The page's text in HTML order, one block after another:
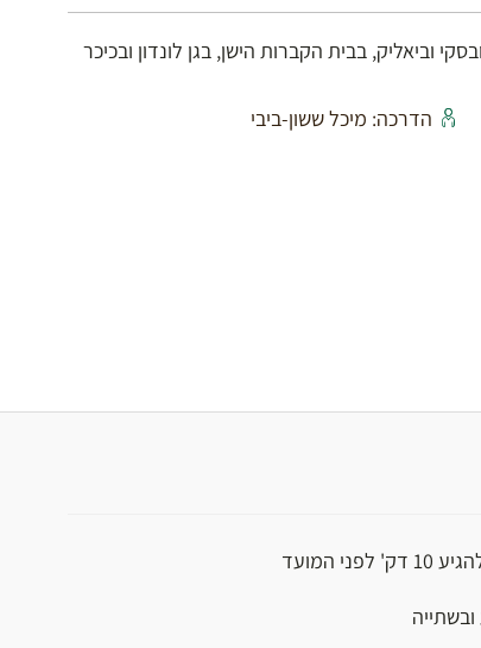
וביאליק, בבית הקברות הישן, בגן לונדון ובכיכר
הדרכה: מיכל ששון-ביבי
המועד